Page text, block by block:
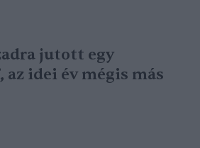
jutott egy
az idei év mégis más